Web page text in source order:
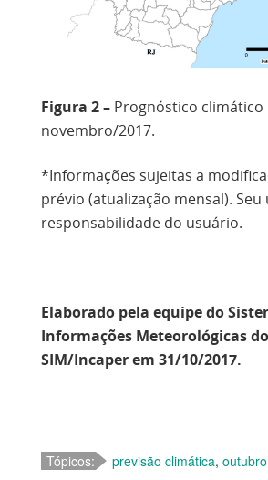
Figura 2 – Prognóstico climático
novembro/2017.
*Informações sujeitas a
prévio (atualização mensal).
responsabilidade do usuário.
Elaborado pela equipe do
Informações Meteorológicas
SIM/Incaper em 31/10/2017.
Tópicos: previsão climática,